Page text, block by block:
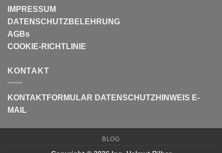
IMPRESSUM
DATENSCHUTZBELEHRUNG
AGBs
COOKIE-RICHTLINIE
KONTAKT
KONTAKTFORMULAR DATENSCHUTZHINWEIS E-
MAIL
BLOG